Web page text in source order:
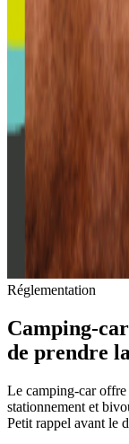
Réglementation
Camping-
de prendre
Le camping-car
stationnement et
Petit rappel avant le